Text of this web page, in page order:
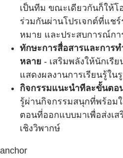
เป็นทีม ขณะเดียวกันก็ให้โ
ร่วมกันผ่านโปรเจกต์ที่แช
หมาย และประสบการณ์กา
ทักษะการสื่อสารและการ
หลาย - เสริมพลังให้นักเรี
แสดงผลงานการเรียนรู้ใน
กิจกรรมแนะนำทีละขั้นตอ
รู้ผ่านกิจกรรมสนุกที่พร้อม
ตอนที่ออกแบบมาเพื่อส่งเ
เชิงวิพากษ์
anchor